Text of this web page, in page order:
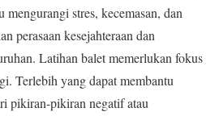
stres, kecemasan, dan
perasaan kesejahteraan dan
Latihan balet memerlukan fokus
Terlebih yang dapat membantu
pikiran-pikiran negatif atau